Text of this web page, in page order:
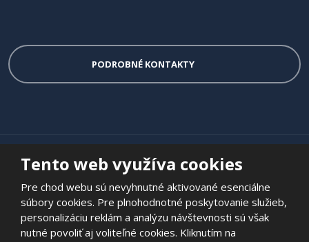
PODROBNÉ KONTAKTY
© 2026 Multi-VAC spol. s r.o. - všetky práva vyhradené
Vytvorila eBRÁNA
Tento web je chránený pomocou Google reCAPTCHA, a platia pre
Tento web využíva cookies
Pre chod webu sú nevyhnutné aktivované esenciálne
súbory cookies. Pre plnohodnotné poskytovanie služieb,
personalizáciu reklám a analýzu návštevnosti sú však
nutné povoliť aj voliteľné cookies. Kliknutím na